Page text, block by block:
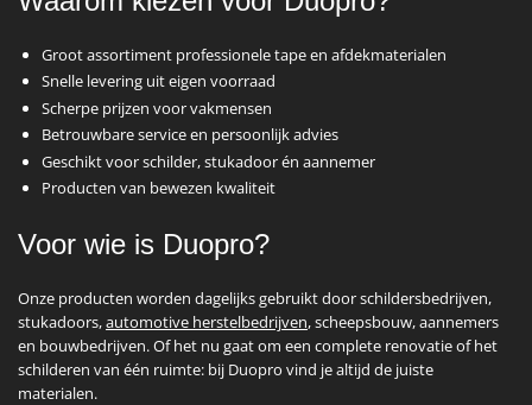
Groot assortiment professionele tape en afdekmaterialen
Snelle levering uit eigen voorraad
Scherpe prijzen voor vakmensen
Betrouwbare service en persoonlijk advies
Geschikt voor schilder, stukadoor én aannemer
Producten van bewezen kwaliteit
Voor wie is Duopro?
Onze producten worden dagelijks gebruikt door schildersbedrijven,
stukadoors,automotive herstelbedrijven, scheepsbouw, aannemers
en bouwbedrijven. Of het nu gaat om een complete renovatie of het
schilderen van één ruimte: bij Duopro vind je altijd de juiste
materialen.